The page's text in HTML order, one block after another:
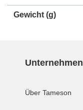
Gewicht (g)
Unternehmen
Über Tameson